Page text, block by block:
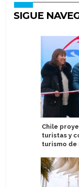
SIGUE
Chile
turistas y
turismo de